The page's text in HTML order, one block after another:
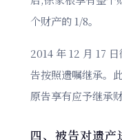
个财产的 1/8。
2014 年 12 月 17
告按照遗嘱继承。
原告享有应予继承财
四、被告对遗